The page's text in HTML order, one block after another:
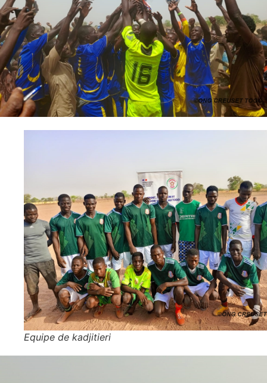
Equipe de kadjitieri